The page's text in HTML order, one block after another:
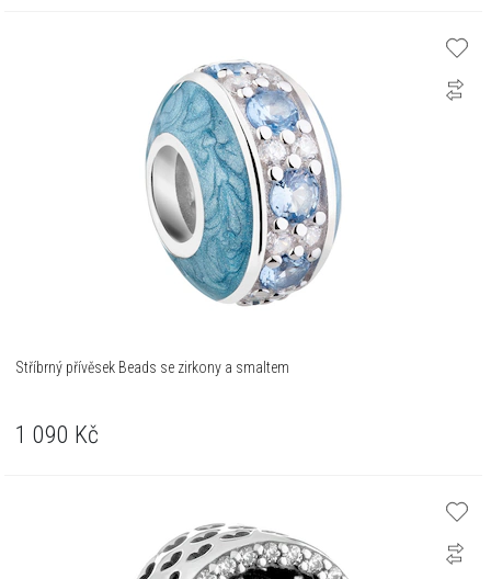
Stříbrný přívěsek Beads se zirkony a smaltem
1 090 Kč